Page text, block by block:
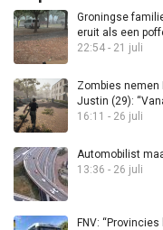
Groningse
eruit als een
22:54 - 21 juli
Zombies nemen
Justin (29):
16:11 - 26 juli
Automobilist
13:36 - 26 juli
FNV: